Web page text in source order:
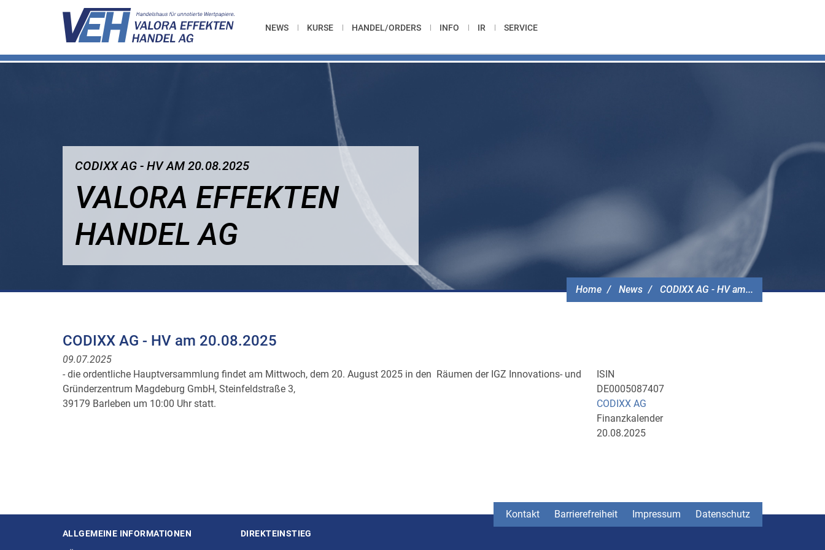
NEWS KURSE HANDEL/ORDERS INFO IR SERVICE
Home News CODIXX AG - HV am...
CODIXX AG - HV AM 20.08.2025
VALORA EFFEKTEN
HANDEL AG
CODIXX AG - HV am 20.08.2025
09.07.2025
- die ordentliche Hauptversammlung findet am Mittwoch, dem 20. August 2025 in den Räumen der IGZ Innovations- und
Gründerzentrum Magdeburg GmbH, Steinfeldstraße 3,
39179 Barleben um 10:00 Uhr statt.
ISIN
DE0005087407
CODIXX AG
Finanzkalender
20.08.2025
Kontakt Barrierefreiheit Impressum Datenschutz
Seitenstruktur
ALLGEMEINE INFORMATIONEN DIREKTEINSTIEG